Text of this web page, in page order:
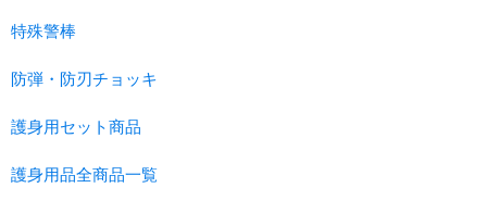
特殊警棒
防弾・防刃チョッキ
護身用セット商品
護身用品全商品一覧